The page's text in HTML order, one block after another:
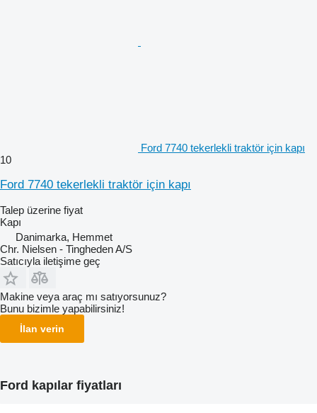
Ford 7740 tekerlekli traktör için kapı
10
Ford 7740 tekerlekli traktör için kapı
Talep üzerine fiyat
Kapı
Danimarka, Hemmet
Chr. Nielsen - Tingheden A/S
Satıcıyla iletişime geç
Makine veya araç mı satıyorsunuz?
Bunu bizimle yapabilirsiniz!
İlan verin
Ford kapılar fiyatları